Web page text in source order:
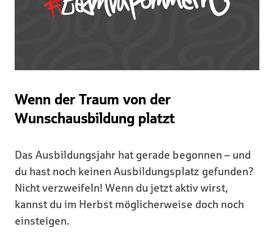
Wenn der Traum von der
Wunschausbildung platzt
Das Ausbildungsjahr hat gerade begonnen – und
du hast noch keinen Ausbildungsplatz gefunden?
Nicht verzweifeln! Wenn du jetzt aktiv wirst,
kannst du im Herbst möglicherweise doch noch
einsteigen.